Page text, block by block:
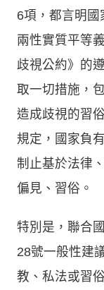
6項，都言明
兩性實質平等
歧視公約》的
取一切措施，
造成歧視的習
規定，國家負
制止基於法律
偏見、習俗。
特別是，聯合
28號一般性建
教、私法或習